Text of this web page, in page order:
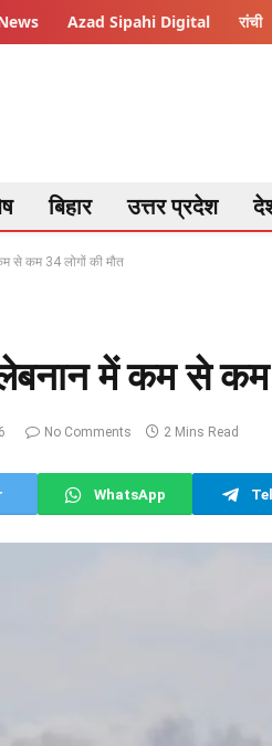
Azad Sipahi Digital रांची
बिहार उत्तर प्रदेश
से कम 34 लोगों की मौत
में कम से कम
No Comments 2 Mins Read
WhatsApp